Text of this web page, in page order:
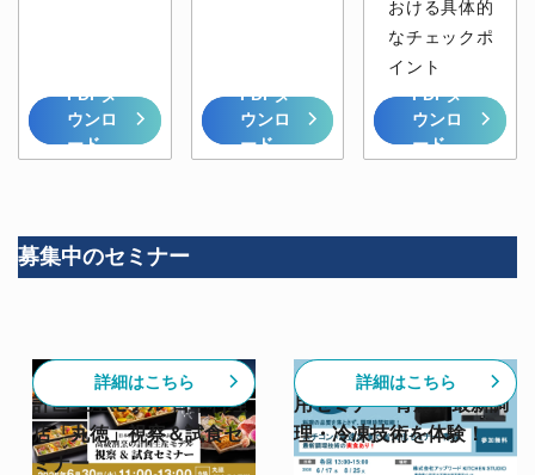
PDFダ
ウンロ
ード
PDFダ
ウンロ
ード
おける具体的
なチェックポ
イント
PDFダ
ウンロ
ード
募集中のセミナー
【6/30開催】高級割烹の
計画生産モデル 日本料理
店「丸徳」視察＆試食セ
ミナー
詳細はこちら
【スチコン✕急速冷凍活
用セミナー 青森】最新調
理・冷凍技術を体験！
詳細はこちら